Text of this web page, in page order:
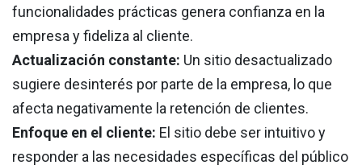
funcionalidades prácticas genera confianza en la
empresa y fideliza al cliente.
Actualización constante: Un sitio desactualizado
sugiere desinterés por parte de la empresa, lo que
afecta negativamente la retención de clientes.
Enfoque en el cliente: El sitio debe ser intuitivo y
responder a las necesidades específicas del público